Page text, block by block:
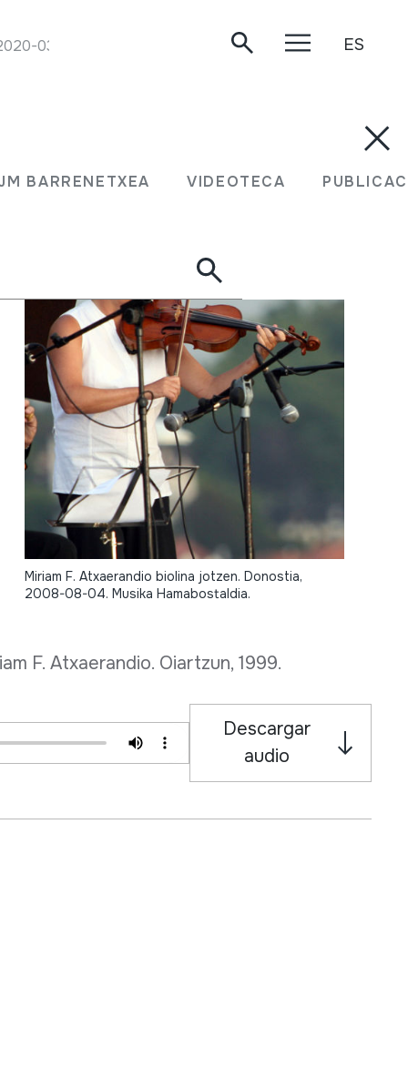
BARRENETXEA VIDEOTECA
03-21. ES
Miriam F. Atxaerandio biolina jotzen. Donostia,
2008-08-04. Musika Hamabostaldia.
F. Atxaerandio. Oiartzun, 1999.
Descargar
audio